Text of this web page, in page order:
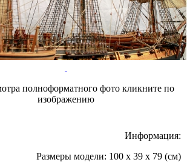
полноформатного фото кликните по
изображению
Информация:
Размеры модели: 100 x 39 x 79 (см)